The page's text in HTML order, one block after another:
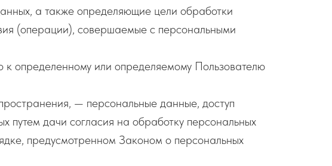
а также определяющие цели обработки
(операции), совершаемые с персональными
определенному или определяемому Пользователю
— персональные данные, доступ
путем дачи согласия на обработку персональных
предусмотренном Законом о персональных